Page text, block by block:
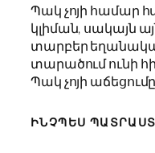
Պակ չոյի համար
կլիման, սակայն
տարբեր
տարածում ունի
Պակ չոյի
ԻՆՉՊԵՍ